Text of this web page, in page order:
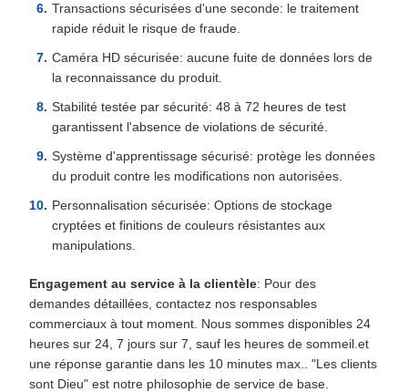
Transactions sécurisées d'une seconde: le traitement
rapide réduit le risque de fraude.
Caméra HD sécurisée: aucune fuite de données lors de
la reconnaissance du produit.
Stabilité testée par sécurité: 48 à 72 heures de test
garantissent l'absence de violations de sécurité.
Système d'apprentissage sécurisé: protège les données
du produit contre les modifications non autorisées.
Personnalisation sécurisée: Options de stockage
cryptées et finitions de couleurs résistantes aux
manipulations.
Engagement au service à la clientèle: Pour des
demandes détaillées, contactez nos responsables
commerciaux à tout moment. Nous sommes disponibles 24
heures sur 24, 7 jours sur 7, sauf les heures de sommeil.et
une réponse garantie dans les 10 minutes max.. "Les clients
sont Dieu" est notre philosophie de service de base.